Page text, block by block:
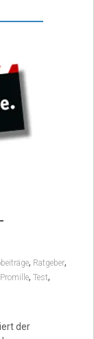
, Ratgeber,
Promille, Test,
der